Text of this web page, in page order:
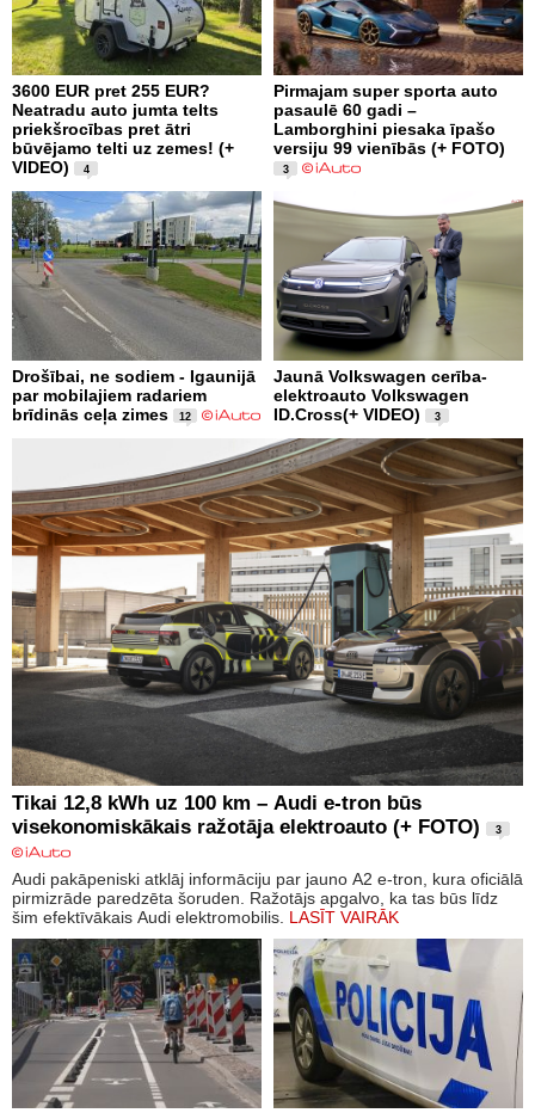
3600 EUR pret 255 EUR?
Neatradu auto jumta telts
priekšrocības pret ātri
būvējamo telti uz zemes! (+
VIDEO)
4
Pirmajam super sporta auto
pasaulē 60 gadi –
Lamborghini piesaka īpašo
versiju 99 vienībās (+ FOTO)
3
Drošībai, ne sodiem - Igaunijā
par mobilajiem radariem
brīdinās ceļa zimes
12
Jaunā Volkswagen cerība-
elektroauto Volkswagen
ID.Cross(+ VIDEO)
3
Tikai 12,8 kWh uz 100 km – Audi e-tron būs
visekonomiskākais ražotāja elektroauto (+ FOTO)
3
Audi pakāpeniski atklāj informāciju par jauno A2 e-tron, kura oficiālā
pirmizrāde paredzēta šoruden. Ražotājs apgalvo, ka tas būs līdz
šim efektīvākais Audi elektromobilis. LASĪT VAIRĀK